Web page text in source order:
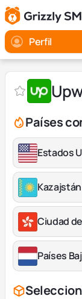
Perfil
Países
Estados
Kazajstán
Ciudad
Países